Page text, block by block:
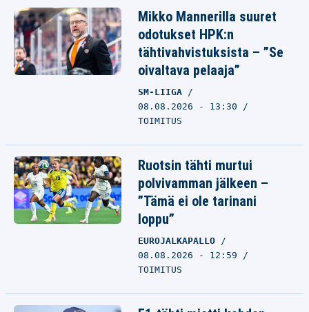
Mikko Mannerilla suuret
odotukset HPK:n
tähtivahvistuksista – ”Se
oivaltava pelaaja”
SM-LIIGA
08.08.2026 - 13:30
TOIMITUS
Ruotsin tähti murtui
polvivamman jälkeen –
”Tämä ei ole tarinani
loppu”
EUROJALKAPALLO
08.08.2026 - 12:59
TOIMITUS